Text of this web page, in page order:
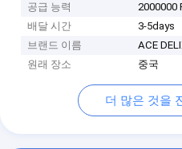
공급 능력
2000000
배달 시간
3-5days
브랜드 이름
ACE
원래 장소
중국
더 많은 것을